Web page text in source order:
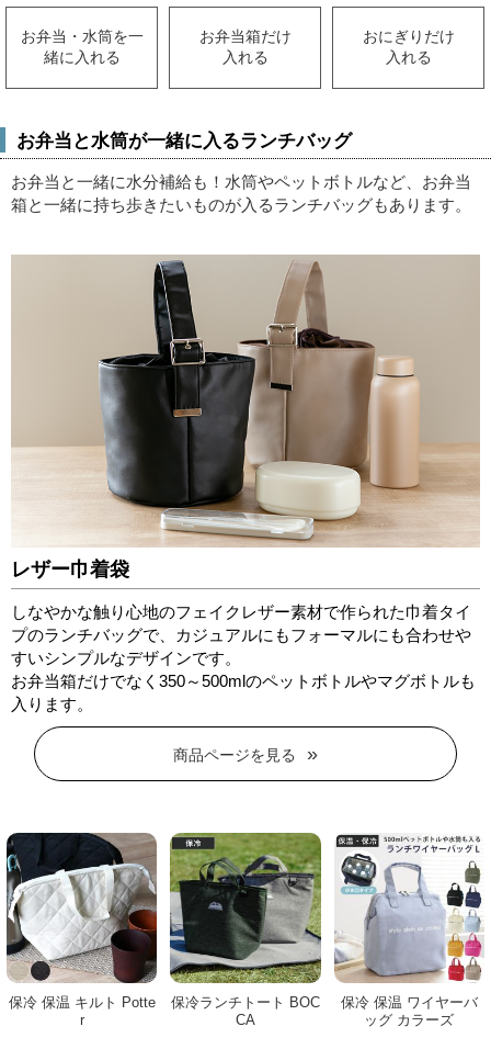
お弁当・水筒を一
緒に入れる
お弁当箱だけ
入れる
おにぎりだけ
入れる
お弁当と水筒が一緒に入るランチバッグ
お弁当と一緒に水分補給も！ 水筒やペットボトルなど、お弁当
箱と一緒に持ち歩きたいものが入るランチバッグもあります。
レザー巾着袋
しなやかな触り心地のフェイクレザー素材で作られた巾着タイ
プのランチバッグで、カジュアルにもフォーマルにも合わせや
すいシンプルなデザインです。
お弁当箱だけでなく350～500mlのペットボトルやマグボトルも
入ります。
商品ページを見る
保冷 保温 キルト Potte
r
保冷ランチトート BOC
CA
保冷 保温 ワイヤーバ
ッグ カラーズ